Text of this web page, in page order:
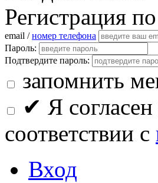
Регистрация по
email /номер телефона
Пароль:
Подтвердите пароль:
запомнить
✔ Я
соответствии с
Вход